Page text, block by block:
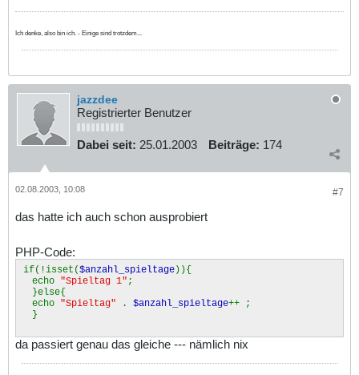
Ich denke, also bin ich. - Einige sind trotzdem...
jazzdee
Registrierter Benutzer
Dabei seit: 25.01.2003 Beiträge: 174
#7
02.08.2003, 10:08
das hatte ich auch schon ausprobiert
PHP-Code:
if(!isset($anzahl_spieltage)){
echo "Spieltag 1" ;
}else{
echo "Spieltag" . $anzahl_spieltage++ ;
}
da passiert genau das gleiche --- nämlich nix